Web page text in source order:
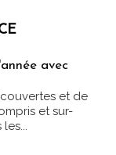
avec
et de
et sur-